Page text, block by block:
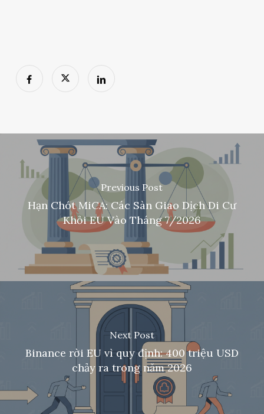
Previous Post
Hạn Chót MiCA: Các Sàn Giao Dịch Di Cư
Khỏi EU Vào Tháng 7/2026
Next Post
Binance rời EU vì quy định: 400 triệu USD
chảy ra trong năm 2026